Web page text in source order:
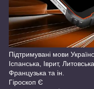
Підтримувані мови
Іспанська, Іврит,
Французька та ін.
Гіроскоп Є